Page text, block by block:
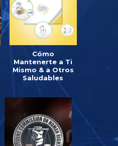
Cómo
Mantenerte a Ti
Mismo & a Otros
Saludables